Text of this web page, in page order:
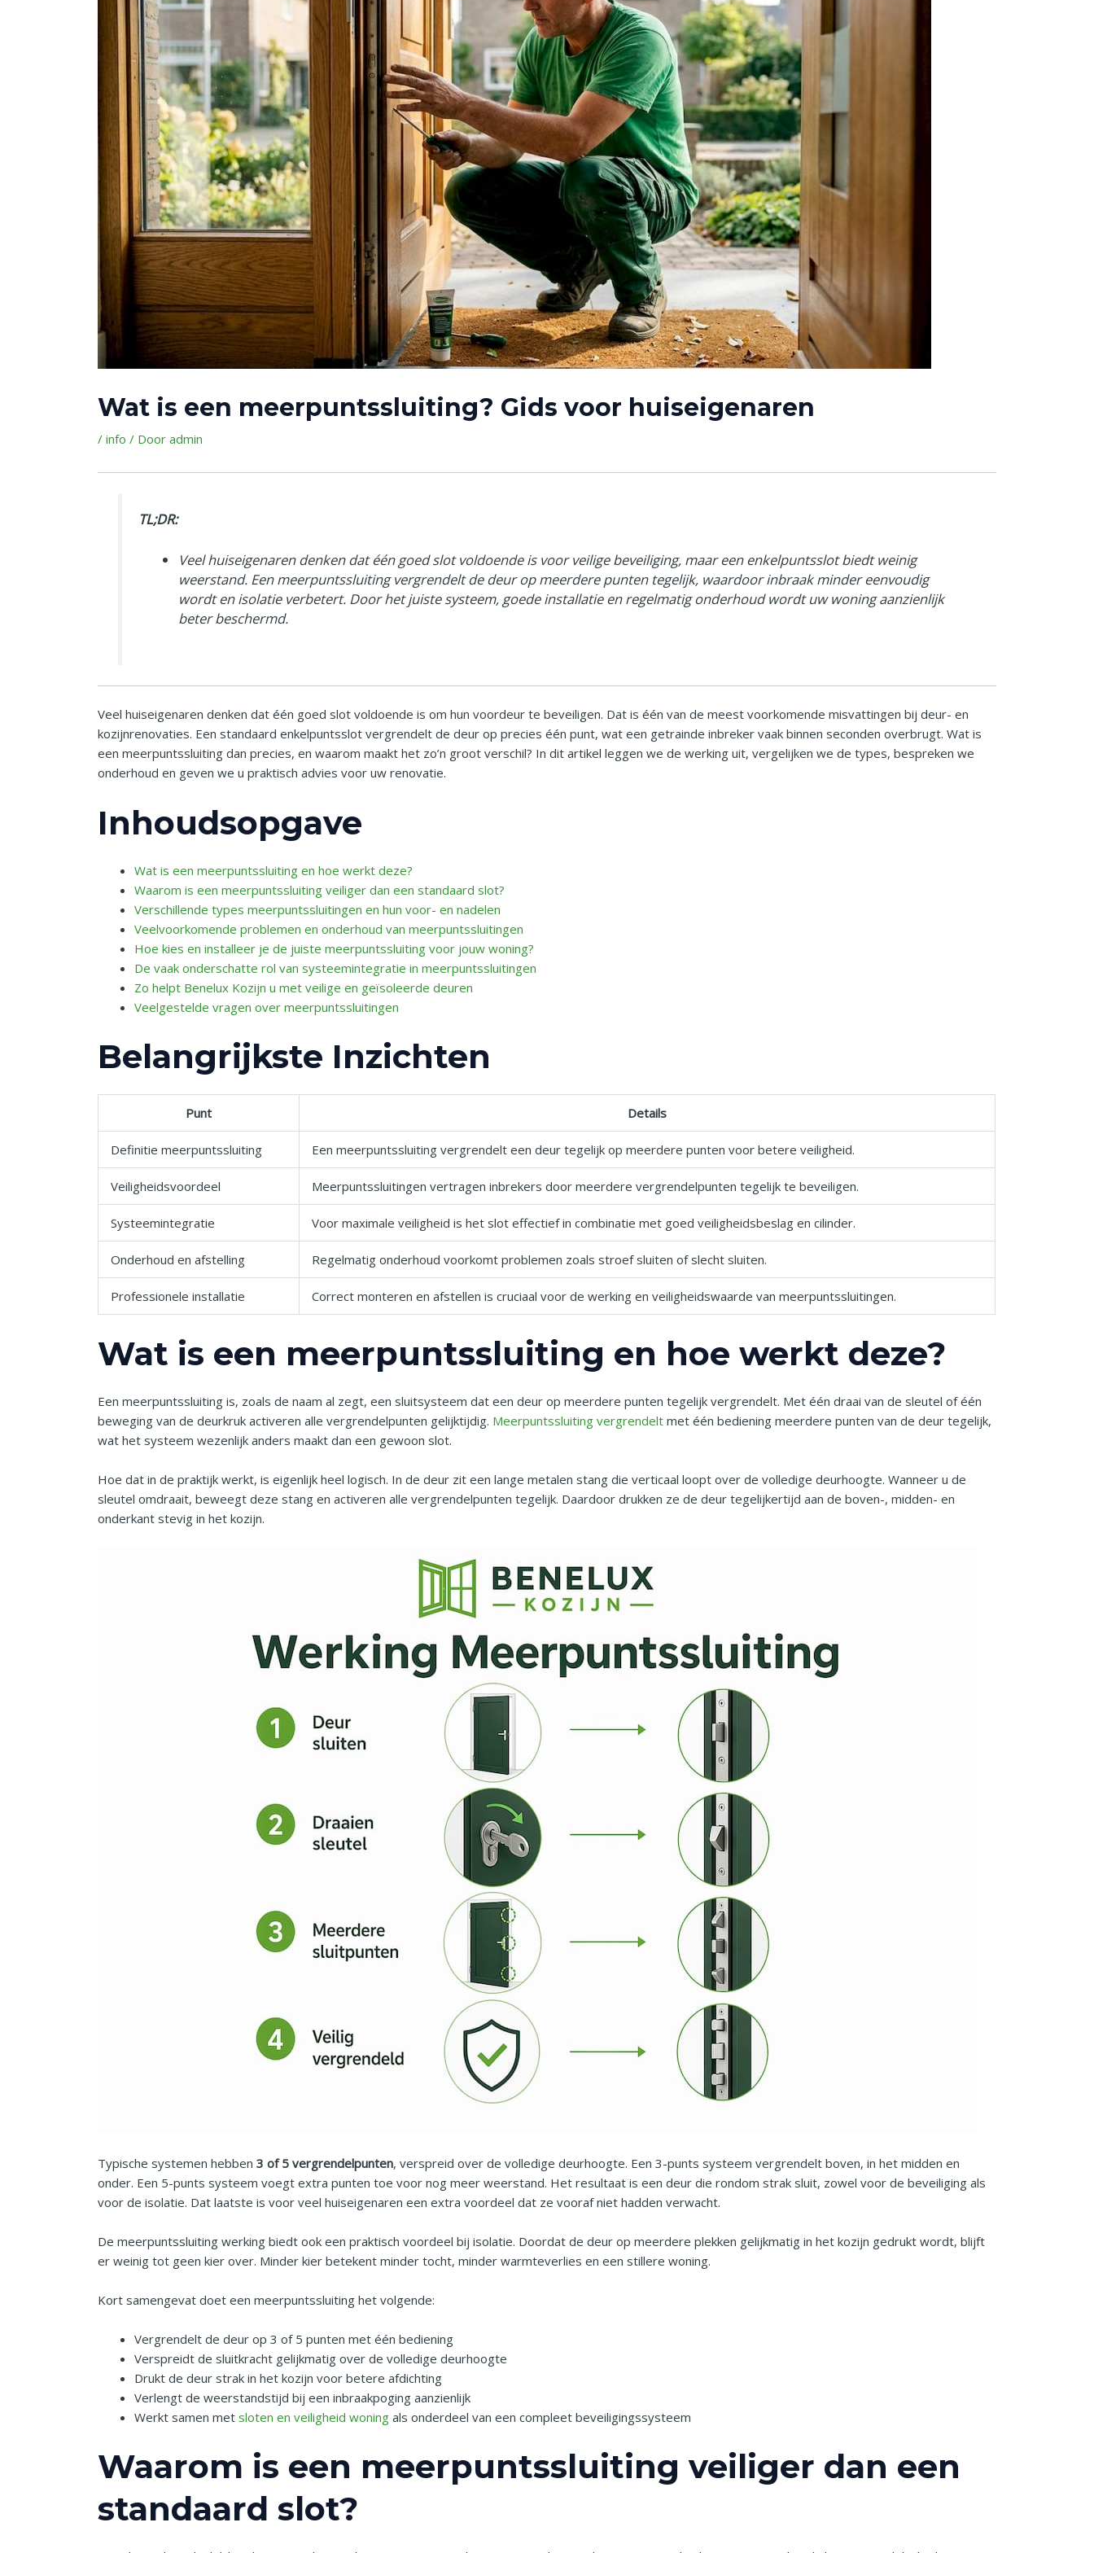
Wat is een meerpuntssluiting? Gids voor huiseigenaren
/info / Dooradmin
TL;DR:
Veel huiseigenaren denken dat één goed slot voldoende is voor veilige beveiliging, maar een enkelpuntsslot biedt weinig
weerstand. Een meerpuntssluiting vergrendelt de deur op meerdere punten tegelijk, waardoor inbraak minder eenvoudig
wordt en isolatie verbetert. Door het juiste systeem, goede installatie en regelmatig onderhoud wordt uw woning aanzienlijk
beter beschermd.
Veel huiseigenaren denken dat één goed slot voldoende is om hun voordeur te beveiligen. Dat is één van de meest voorkomende misvattingen bij deur- en
kozijnrenovaties. Een standaard enkelpuntsslot vergrendelt de deur op precies één punt, wat een getrainde inbreker vaak binnen seconden overbrugt. Wat is
een meerpuntssluiting dan precies, en waarom maakt het zo’n groot verschil? In dit artikel leggen we de werking uit, vergelijken we de types, bespreken we
onderhoud en geven we u praktisch advies voor uw renovatie.
Inhoudsopgave
Wat is een meerpuntssluiting en hoe werkt deze?
Waarom is een meerpuntssluiting veiliger dan een standaard slot?
Verschillende types meerpuntssluitingen en hun voor- en nadelen
Veelvoorkomende problemen en onderhoud van meerpuntssluitingen
Hoe kies en installeer je de juiste meerpuntssluiting voor jouw woning?
De vaak onderschatte rol van systeemintegratie in meerpuntssluitingen
Zo helpt Benelux Kozijn u met veilige en geïsoleerde deuren
Veelgestelde vragen over meerpuntssluitingen
Belangrijkste Inzichten
Punt Details
Definitie meerpuntssluiting Een meerpuntssluiting vergrendelt een deur tegelijk op meerdere punten voor betere veiligheid.
Veiligheidsvoordeel Meerpuntssluitingen vertragen inbrekers door meerdere vergrendelpunten tegelijk te beveiligen.
Systeemintegratie Voor maximale veiligheid is het slot effectief in combinatie met goed veiligheidsbeslag en cilinder.
Onderhoud en afstelling Regelmatig onderhoud voorkomt problemen zoals stroef sluiten of slecht sluiten.
Professionele installatie Correct monteren en afstellen is cruciaal voor de werking en veiligheidswaarde van meerpuntssluitingen.
Wat is een meerpuntssluiting en hoe werkt deze?
Een meerpuntssluiting is, zoals de naam al zegt, een sluitsysteem dat een deur op meerdere punten tegelijk vergrendelt. Met één draai van de sleutel of één
beweging van de deurkruk activeren alle vergrendelpunten gelijktijdig. Meerpuntssluiting vergrendelt met één bediening meerdere punten van de deur tegelijk,
wat het systeem wezenlijk anders maakt dan een gewoon slot.
Hoe dat in de praktijk werkt, is eigenlijk heel logisch. In de deur zit een lange metalen stang die verticaal loopt over de volledige deurhoogte. Wanneer u de
sleutel omdraait, beweegt deze stang en activeren alle vergrendelpunten tegelijk. Daardoor drukken ze de deur tegelijkertijd aan de boven-, midden- en
onderkant stevig in het kozijn.
Typische systemen hebben3 of 5 vergrendelpunten, verspreid over de volledige deurhoogte. Een 3-punts systeem vergrendelt boven, in het midden en
onder. Een 5-punts systeem voegt extra punten toe voor nog meer weerstand. Het resultaat is een deur die rondom strak sluit, zowel voor de beveiliging als
voor de isolatie. Dat laatste is voor veel huiseigenaren een extra voordeel dat ze vooraf niet hadden verwacht.
De meerpuntssluiting werking biedt ook een praktisch voordeel bij isolatie. Doordat de deur op meerdere plekken gelijkmatig in het kozijn gedrukt wordt, blijft
er weinig tot geen kier over. Minder kier betekent minder tocht, minder warmteverlies en een stillere woning.
Kort samengevat doet een meerpuntssluiting het volgende:
Vergrendelt de deur op 3 of 5 punten met één bediening
Verspreidt de sluitkracht gelijkmatig over de volledige deurhoogte
Drukt de deur strak in het kozijn voor betere afdichting
Verlengt de weerstandstijd bij een inbraakpoging aanzienlijk
Werkt samen metsloten en veiligheid woning als onderdeel van een compleet beveiligingssysteem
Waarom is een meerpuntssluiting veiliger dan een
standaard slot?